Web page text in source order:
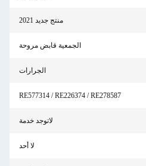
منتج جديد 2021
الجمعية قابض مروحة
الجرارات
RE577314 / RE226374 / RE278587
لاتوجد خدمة
لا أحد